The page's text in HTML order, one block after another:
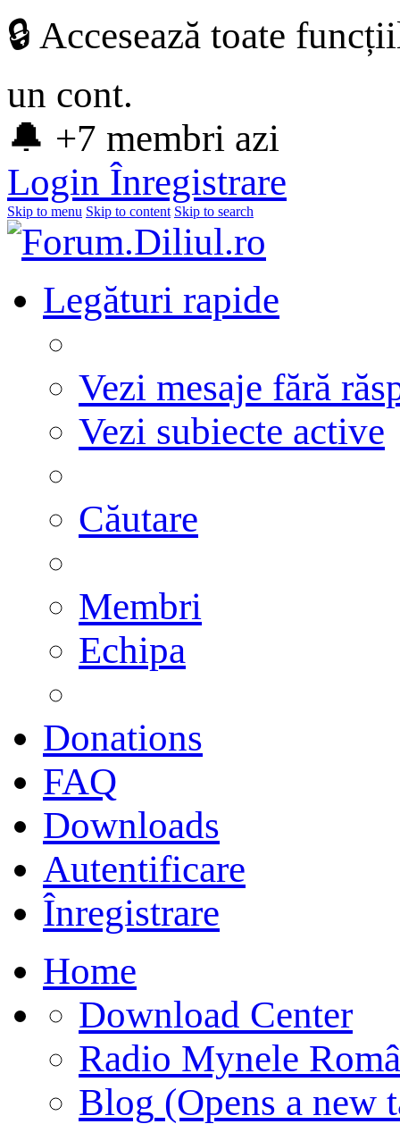
🔒 Accesează toate
un cont.
🔔 +7 membri azi
Login Înregistrare
Skip to menu Skip to content Skip to search
Legături rapide
Vezi mesaje fără
Vezi subiecte active
Căutare
Membri
Echipa
Donations
FAQ
Downloads
Autentificare
Înregistrare
Home
Download Center
Radio Mynele
Blog (Opens a new